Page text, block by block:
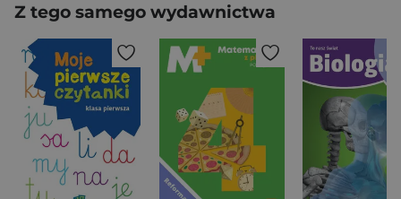
Z tego samego wydawnictwa